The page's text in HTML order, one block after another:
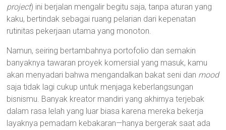
project) ini berjalan mengalir begitu saja, tanpa aturan yang
kaku, bertindak sebagai ruang pelarian dari kepenatan
rutinitas pekerjaan utama yang monoton.
Namun, seiring bertambahnya portofolio dan semakin
banyaknya tawaran proyek komersial yang masuk, kamu
akan menyadari bahwa mengandalkan bakat seni dan mood
saja tidak lagi cukup untuk menjaga keberlangsungan
bisnismu. Banyak kreator mandiri yang akhirnya terjebak
dalam rasa lelah yang luar biasa karena mereka bekerja
layaknya pemadam kebakaran—hanya bergerak saat ada